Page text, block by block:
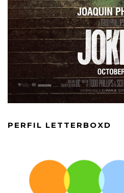
PERFIL LETTERBOXD